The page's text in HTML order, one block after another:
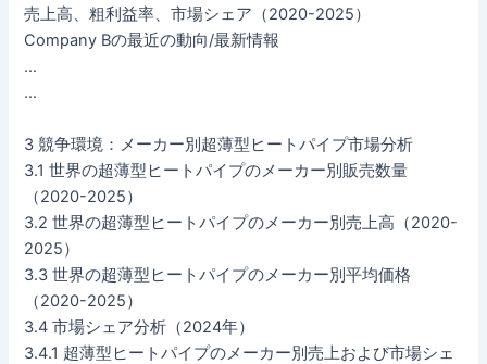
売上高、粗利益率、市場シェア（2020-2025）
Company Bの最近の動向/最新情報
…
…
3 競争環境：メーカー別超薄型ヒートパイプ市場分析
3.1 世界の超薄型ヒートパイプのメーカー別販売数量
（2020-2025）
3.2 世界の超薄型ヒートパイプのメーカー別売上高（2020-
2025）
3.3 世界の超薄型ヒートパイプのメーカー別平均価格
（2020-2025）
3.4 市場シェア分析（2024年）
3.4.1 超薄型ヒートパイプのメーカー別売上および市場シェ